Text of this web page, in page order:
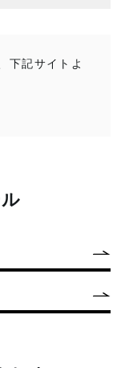
下記サイトよ